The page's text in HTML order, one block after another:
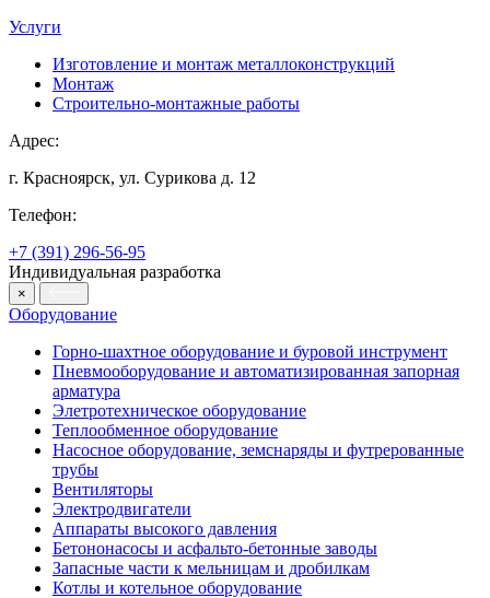
Услуги
Изготовление и монтаж металлоконструкций
Монтаж
Строительно-монтажные работы
Адрес:
г. Красноярск, ул. Сурикова д. 12
Телефон:
+7 (391) 296-56-95
Индивидуальная разработка
×
Оборудование
Горно-шахтное оборудование и буровой инструмент
Пневмооборудование и автоматизированная запорная
арматура
Элетротехническое оборудование
Теплообменное оборудование
Насосное оборудование, земснаряды и футрерованные
трубы
Вентиляторы
Электродвигатели
Аппараты высокого давления
Бетононасосы и асфальто-бетонные заводы
Запасные части к мельницам и дробилкам
Котлы и котельное оборудование